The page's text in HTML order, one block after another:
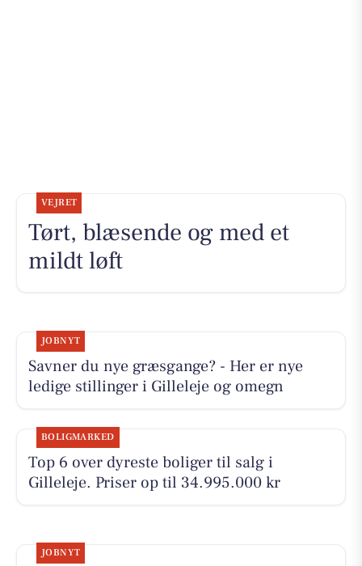
VEJRET
Tørt, blæsende og med et
mildt løft
JOBNYT
Savner du nye græsgange? - Her er nye
ledige stillinger i Gilleleje og omegn
BOLIGMARKED
Top 6 over dyreste boliger til salg i
Gilleleje. Priser op til 34.995.000 kr
JOBNYT